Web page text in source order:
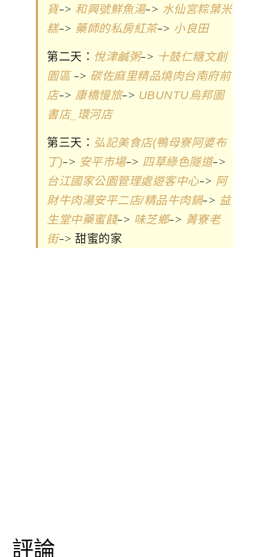
貨-> 和興號鮮魚湯-> 水仙宮粽葉米
糕-> 藥師的私房紅茶-> 小良田
第二天： 悅津鹹粥-> 十鼓仁糖文創
園區-> 碳佐麻里精品燒肉台南府前
店-> 康橋慢旅-> UBUNTU烏邦圖
書店_環河店
第三天： 弘記美食店(鴨母寮阿婆布
丁)-> 安平市場-> 四草綠色隧道->
台江國家公園管理處遊客中心-> 阿
財牛肉湯安平二店/精品牛肉鍋-> 益
生堂中藥蜜餞-> 味芝鄉-> 菁寮老
街-> 甜蜜的家
評論